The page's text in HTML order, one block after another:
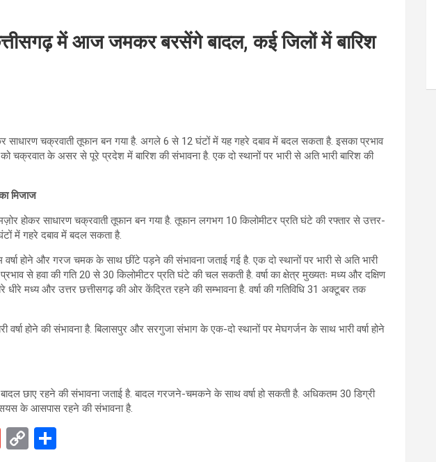
में आज जमकर बरसेंगे बादल, कई जिलों में बारिश
साधारण चक्रवाती तूफान बन गया है. अगले 6 से 12 घंटों में यह गहरे दबाव में बदल सकता है. इसका प्रभाव
चक्रवात के असर से पूरे प्रदेश में बारिश की संभावना है. एक दो स्थानों पर भारी से अति भारी बारिश की
मिजाज
होकर साधारण चक्रवाती तूफान बन गया है. तूफान लगभग 10 किलोमीटर प्रति घंटे की रफ्तार से उत्तर-
में गहरे दबाव में बदल सकता है.
होने और गरज चमक के साथ छींटे पड़ने की संभावना जताई गई है. एक दो स्थानों पर भारी से अति भारी
से हवा की गति 20 से 30 किलोमीटर प्रति घंटे की चल सकती है. वर्षा का क्षेत्र मुख्यतः मध्य और दक्षिण
धीरे मध्य और उत्तर छत्तीसगढ़ की ओर केंद्रित रहने की सम्भावना है. वर्षा की गतिविधि 31 अक्टूबर तक
वर्षा होने की संभावना है. बिलासपुर और सरगुजा संभाग के एक-दो स्थानों पर मेघगर्जन के साथ भारी वर्षा होने
छाए रहने की संभावना जताई है. बादल गरजने-चमकने के साथ वर्षा हो सकती है. अधिकतम 30 डिग्री
के आसपास रहने की संभावना है.
G
C